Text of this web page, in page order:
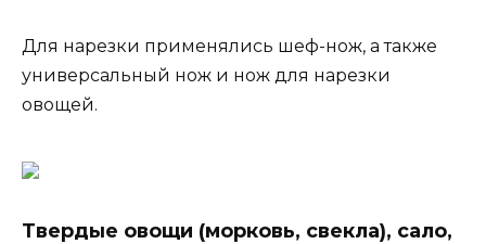
Для нарезки применялись шеф-нож, а также
универсальный нож и нож для нарезки
овощей.
Твердые овощи (морковь, свекла), сало,